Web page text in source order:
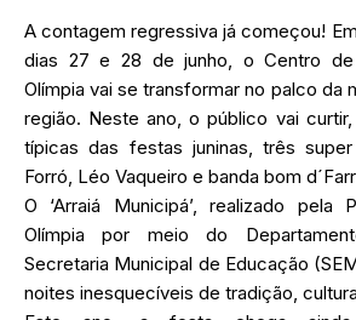
A contagem regressiva já começou!
dias 27 e 28 de junho, o Centro
Olímpia vai se transformar no palco da
região. Neste ano, o público vai
típicas das festas juninas, três
Forró, Léo Vaqueiro e banda bom
O ‘Arraiá Municipá’, realizado pela
Olímpia por meio do
Secretaria Municipal de Educação
noites inesquecíveis de tradição,